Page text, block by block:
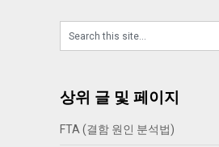
상위 글 및 페이지
FTA (결함 원인 분석법)